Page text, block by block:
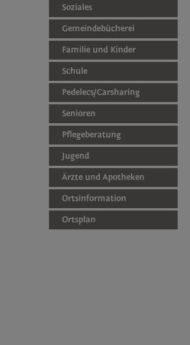
Soziales
Gemeindebücherei
Familie und Kinder
Schule
Pedelecs/Carsharing
Senioren
Pflegeberatung
Jugend
Ärzte und Apotheken
Ortsinformation
Ortsplan